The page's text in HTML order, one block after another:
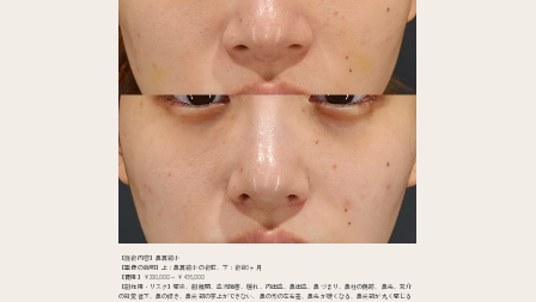
【施術内容】鼻翼縮小
【画像の説明】上：鼻翼縮小の術前、下：術後3ヶ月
【費用】¥330,000～¥495,000
【副作用・リスク】感染、創離開、血流障害、腫れ、内出血、鼻出血、鼻づまり、鼻柱の傷跡、鼻先、耳介
の知覚低下、鼻の傾き、鼻尖部の挙上ができない、鼻の形の左右差、鼻先が硬くなる、鼻尖部が丸く感じる